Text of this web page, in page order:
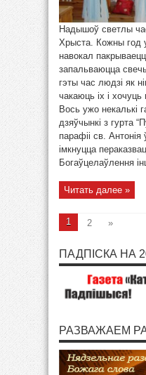
Надышоў светлы
Хрыста. Кожны год
навокал
запальваюцца
гэты час людзі як
чакаюць іх і
Вось ужо некалькі
дзяўчынкі з гурта
парафіі св. Антонія
імкнуцца
Богаўцелаўлення
Читать далее »
1 2 »
ПАДПІСКА НА
РАЗВАЖАЕМ